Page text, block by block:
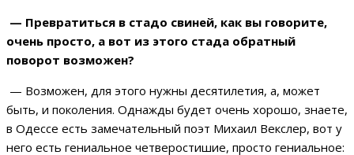
— Превратиться в стадо свиней, как вы говорите,
очень просто, а вот из этого стада обратный
поворот возможен?
— Возможен, для этого нужны десятилетия, а, может
быть, и поколения. Однажды будет очень хорошо, знаете,
в Одессе есть замечательный поэт Михаил Векслер, вот у
него есть гениальное четверостишие, просто гениальное: